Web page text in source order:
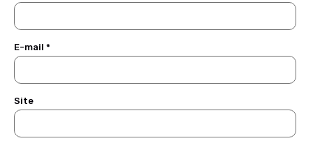
E-mail *
Site